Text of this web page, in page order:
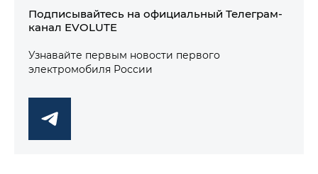
Подписывайтесь на официальный Телеграм-
канал EVOLUTE
Узнавайте первым новости первого
электромобиля России